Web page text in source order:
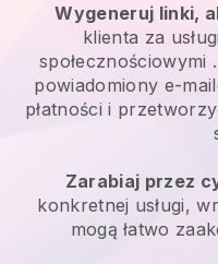
Wygeneruj linki,
klienta za
społecznościowymi
powiadomiony e-
płatności i
Zarabiaj przez
konkretnej usługi,
mogą łatwo